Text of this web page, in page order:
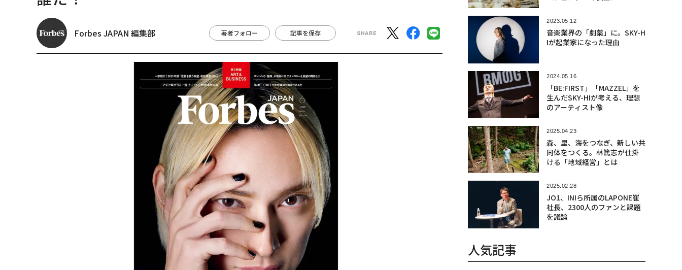
Forbes JAPAN 編集部 著者フォロー 記事を保存
2023.05.12
音楽業界の「劇薬」に。SKY-H
Iが起業家になった理由
2024.05.16
「BE:FIRST」「MAZZEL」を
生んだSKY-HIが考える、理想
のアーティスト像
2025.04.23
森、里、海をつなぎ、新しい共
同体をつくる。林篤志が仕掛
ける「地域経営」とは
2025.02.28
JO1、INIら所属のLAPONE崔
社長、2300人のファンと課題
を議論
人気記事